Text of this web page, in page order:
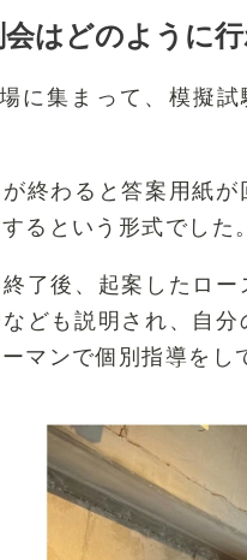
はどのように
に集まって、模擬
終わると答案用紙
るという形式でした。
了後、起案したロ
ども説明され、自
マンで個別指導をし